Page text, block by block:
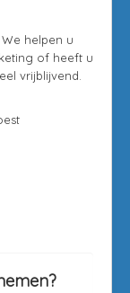
helpen u
of heeft u
vrijblijvend.